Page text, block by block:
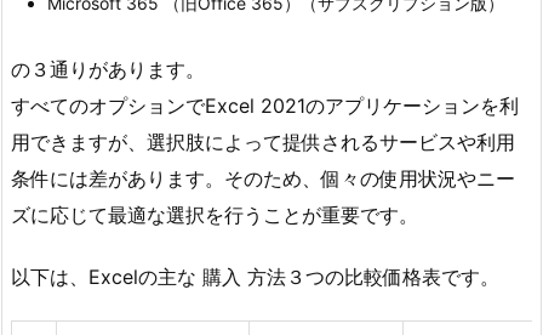
の３通りがあります。
すべてのオプションでExcel 2021のアプリケーションを利
用できますが、選択肢によって提供されるサービスや利用
条件には差があります。そのため、個々の使用状況やニー
ズに応じて最適な選択を行うことが重要です。
以下は、Excelの主な 購入 方法３つの比較価格表です。